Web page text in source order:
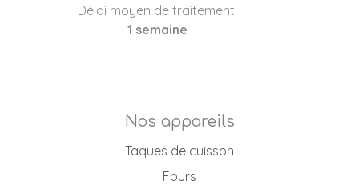
Délai moyen de traitement:
1 semaine
Nos appareils
Taques de cuisson
Fours